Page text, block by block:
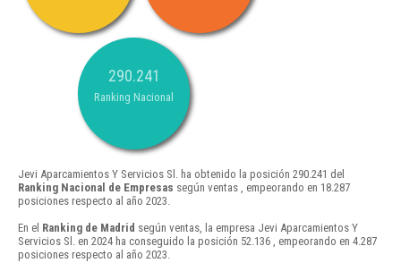
290.241
Ranking Nacional
Jevi Aparcamientos Y Servicios Sl. ha obtenido la posición 290.241 del
Ranking Nacional de Empresas según ventas , empeorando en 18.287
posiciones respecto al año 2023.
En el Ranking de Madrid según ventas, la empresa Jevi Aparcamientos Y
Servicios Sl. en 2024 ha conseguido la posición 52.136 , empeorando en 4.287
posiciones respecto al año 2023.